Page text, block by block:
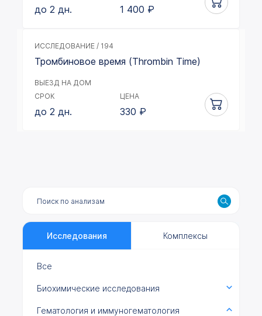
до 2 дн. 1 400 ₽
ИССЛЕДОВАНИЕ / 194
Тромбиновое время (Thrombin Time)
ВЫЕЗД НА ДОМ
СРОК
до 2 дн.
ЦЕНА
330 ₽
Исследования Комплексы
Все
Биохимические исследования
Гематология и иммуногематология